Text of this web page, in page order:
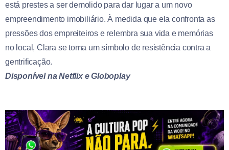
está prestes a ser demolido para dar lugar a um novo
empreendimento imobiliário. À medida que ela confronta as
pressões dos empreiteiros e relembra sua vida e memórias
no local, Clara se torna um símbolo de resistência contra a
gentrificação.
Disponível na Netflix e Globoplay